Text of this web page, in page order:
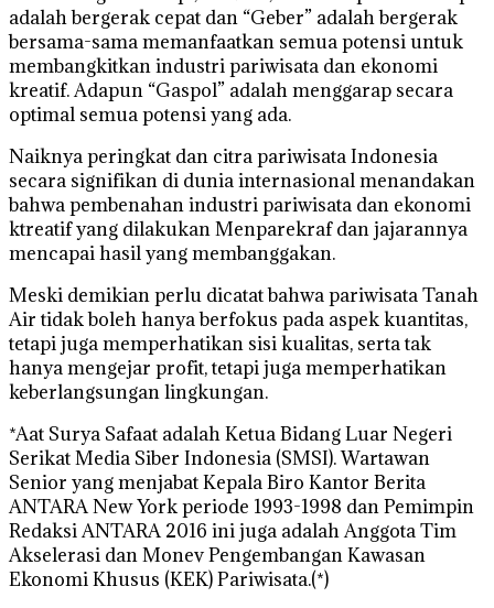
adalah bergerak cepat dan “Geber” adalah bergerak
bersama-sama memanfaatkan semua potensi untuk
membangkitkan industri pariwisata dan ekonomi
kreatif. Adapun “Gaspol” adalah menggarap secara
optimal semua potensi yang ada.
Naiknya peringkat dan citra pariwisata Indonesia
secara signifikan di dunia internasional menandakan
bahwa pembenahan industri pariwisata dan ekonomi
ktreatif yang dilakukan Menparekraf dan jajarannya
mencapai hasil yang membanggakan.
Meski demikian perlu dicatat bahwa pariwisata Tanah
Air tidak boleh hanya berfokus pada aspek kuantitas,
tetapi juga memperhatikan sisi kualitas, serta tak
hanya mengejar profit, tetapi juga memperhatikan
keberlangsungan lingkungan.
*Aat Surya Safaat adalah Ketua Bidang Luar Negeri
Serikat Media Siber Indonesia (SMSI). Wartawan
Senior yang menjabat Kepala Biro Kantor Berita
ANTARA New York periode 1993-1998 dan Pemimpin
Redaksi ANTARA 2016 ini juga adalah Anggota Tim
Akselerasi dan Monev Pengembangan Kawasan
Ekonomi Khusus (KEK) Pariwisata.(*)